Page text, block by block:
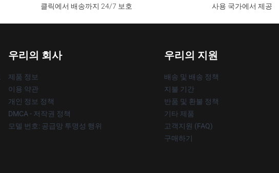
클릭에서 배송까지 24/7 보호
사용 국가에서 제공
우리의 회사
제품 정보
이용 약관
개인 정보 정책
DMCA - 저작권 정책
모델 번호: 공급망 투명성 행위
우리의 지원
배송 및 배송 정책
지불 기간
반품 및 환불 정책
기타 제품
고객지원 (FAQ)
구매하기